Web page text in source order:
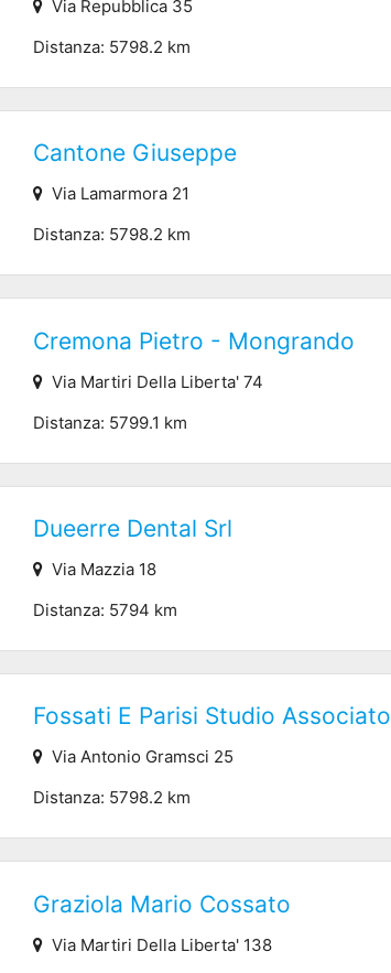
Via Repubblica 35
Distanza: 5798.2 km
Cantone Giuseppe
Via Lamarmora 21
Distanza: 5798.2 km
Cremona Pietro - Mongrando
Via Martiri Della Liberta' 74
Distanza: 5799.1 km
Dueerre Dental Srl
Via Mazzia 18
Distanza: 5794 km
Fossati E Parisi Studio Associato
Via Antonio Gramsci 25
Distanza: 5798.2 km
Graziola Mario Cossato
Via Martiri Della Liberta' 138